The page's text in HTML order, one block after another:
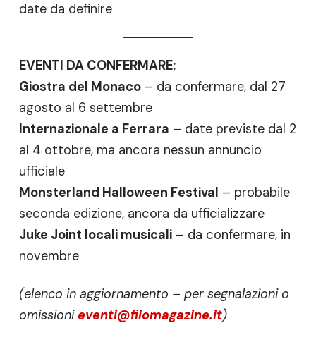
date da definire
EVENTI DA CONFERMARE:
Giostra del Monaco– da confermare, dal 27
agosto al 6 settembre
Internazionale a Ferrara – date previste dal 2
al 4 ottobre, ma ancora nessun annuncio
ufficiale
Monsterland Halloween Festival – probabile
seconda edizione, ancora da ufficializzare
Juke Joint locali musicali– da confermare, in
novembre
(elenco in aggiornamento – per segnalazioni o
omissionieventi@filomagazine.it)